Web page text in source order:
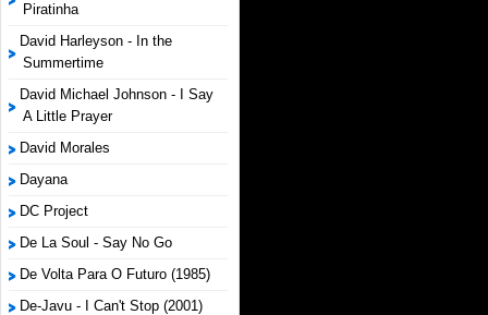
Piratinha
David Harleyson - In the
Summertime
David Michael Johnson - I Say
A Little Prayer
David Morales
Dayana
DC Project
De La Soul - Say No Go
De Volta Para O Futuro (1985)
De-Javu - I Can't Stop (2001)